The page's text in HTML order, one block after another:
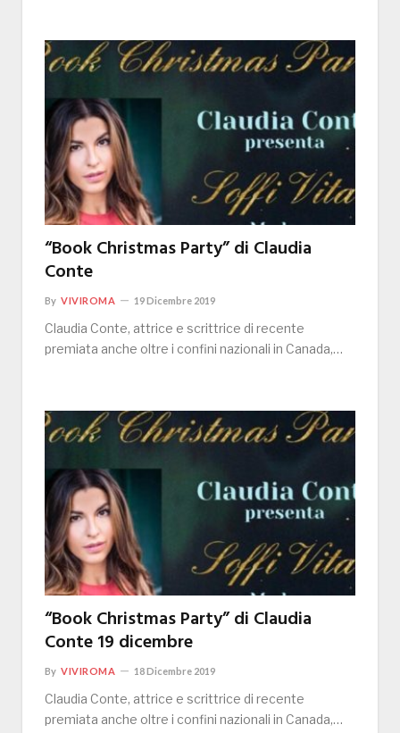
“Book Christmas Party” di Claudia
Conte
By VIVIROMA 19 Dicembre 2019
Claudia Conte, attrice e scrittrice di recente
premiata anche oltre i confini nazionali in Canada,…
“Book Christmas Party” di Claudia
Conte 19 dicembre
By VIVIROMA 18 Dicembre 2019
Claudia Conte, attrice e scrittrice di recente
premiata anche oltre i confini nazionali in Canada,…